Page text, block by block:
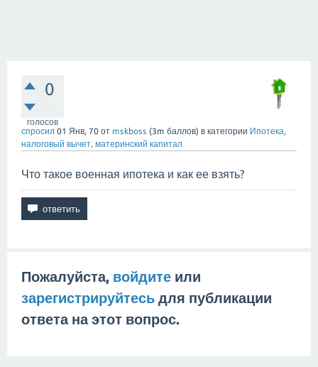
0
голосов
спросил 01 Янв, 70 от mskboss (3m баллов) в категории Ипотека,
налоговый вычет, материнский капитал
Что такое военная ипотека и как ее взять?
Пожалуйста, войдите или
зарегистрируйтесь для публикации
ответа на этот вопрос.